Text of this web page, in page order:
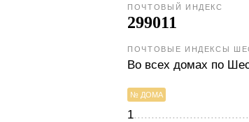
ПОЧТОВЫЙ ИНДЕКС
299011
ПОЧТОВЫЕ ИНДЕКСЫ
Во всех домах по
№ ДОМА
1